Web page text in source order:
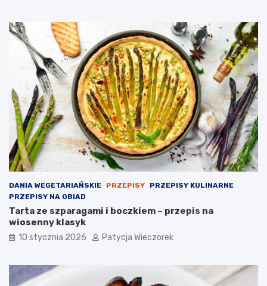
DANIA WEGETARIAŃSKIE PRZEPISY
PRZEPISY KULINARNE
PRZEPISY NA OBIAD
Tarta ze szparagami i boczkiem – przepis na
wiosenny klasyk
10 stycznia 2026 Patycja Wieczorek